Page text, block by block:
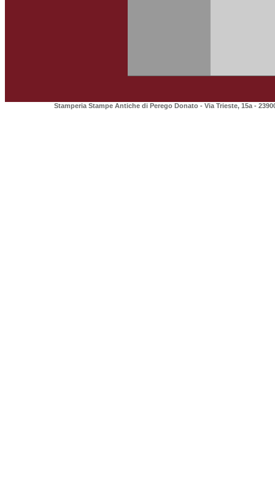
Stamperia Stampe Antiche di Perego Donato - Via Trieste, 15a -